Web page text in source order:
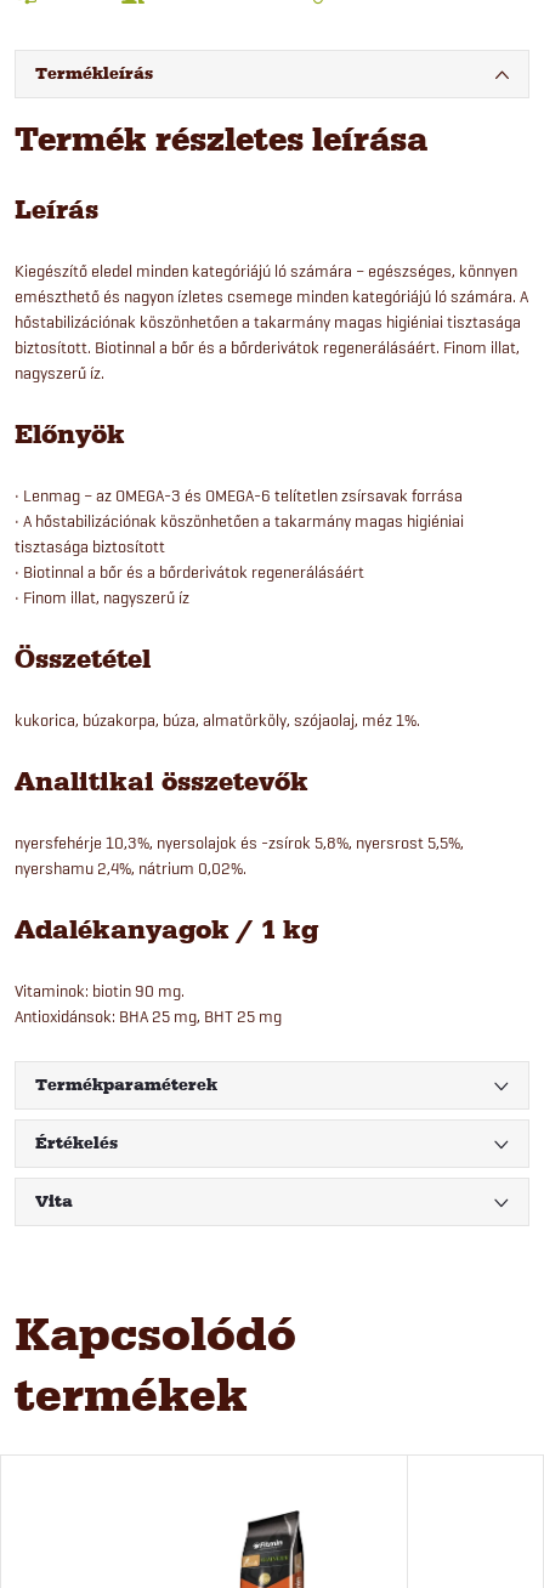
Termékleírás
Termék részletes leírása
Leírás
Kiegészítő eledel minden kategóriájú ló számára – egészséges, könnyen
emészthető és nagyon ízletes csemege minden kategóriájú ló számára. A
hőstabilizációnak köszönhetően a takarmány magas higiéniai tisztasága
biztosított. Biotinnal a bőr és a bőrderivátok regenerálásáért. Finom illat,
nagyszerű íz.
Előnyök
• Lenmag – az OMEGA-3 és OMEGA-6 telítetlen zsírsavak forrása
• A hőstabilizációnak köszönhetően a takarmány magas higiéniai
tisztasága biztosított
• Biotinnal a bőr és a bőrderivátok regenerálásáért
• Finom illat, nagyszerű íz
Összetétel
kukorica, búzakorpa, búza, almatörköly, szójaolaj, méz 1%.
Analitikai összetevők
nyersfehérje 10,3%, nyersolajok és -zsírok 5,8%, nyersrost 5,5%,
nyershamu 2,4%, nátrium 0,02%.
Adalékanyagok / 1 kg
Vitaminok: biotin 90 mg.
Antioxidánsok: BHA 25 mg, BHT 25 mg
Termékparaméterek
Értékelés
Vita
Kapcsolódó
termékek